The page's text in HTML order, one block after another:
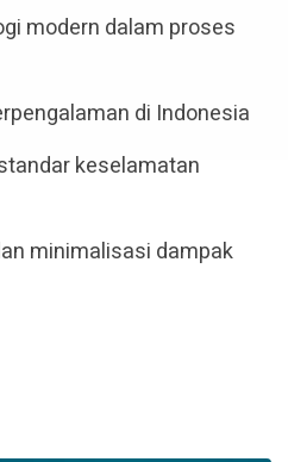
modern dalam proses
di Indonesia
keselamatan
minimalisasi dampak